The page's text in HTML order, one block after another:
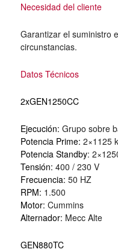
Necesidad del cliente
Garantizar el suministro
circunstancias.
Datos Técnicos
2xGEN1250CC
Ejecución: Grupo sobre
Potencia Prime: 2×1125
Potencia Standby:
Tensión: 400 / 230 V
Frecuencia: 50 HZ
RPM: 1.500
Motor: Cummins
Alternador: Mecc Alte
GEN880TC